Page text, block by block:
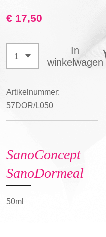
€ 17,50
In
winkelwagen
Artikelnummer:
57DOR/L050
SanoConcept
SanoDormeal
50ml